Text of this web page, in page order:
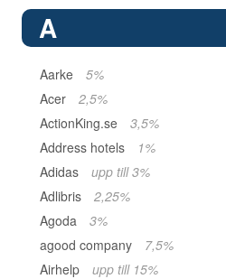
A
Aarke
5%
Acer
2,5%
ActionKing.se
3,5%
Address hotels
1%
Adidas
upp till 3%
Adlibris
2,25%
Agoda
3%
agood company
7,5%
Airhelp
upp till 15%